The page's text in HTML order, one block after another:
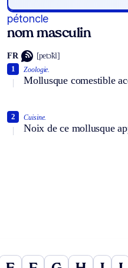
pétoncle
nom masculin
FR [petɔ̃kl]
Zoologie.
Mollusque comestible
1
Cuisine.
Noix de ce mollusque
2